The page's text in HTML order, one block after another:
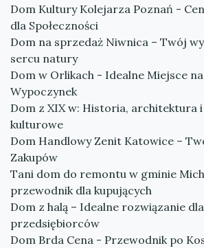
Dom Kultury Kolejarza Poznań -
dla Społeczności
Dom na sprzedaż Niwnica – Twój
sercu natury
Dom w Orlikach - Idealne Miejsce na
Wypoczynek
Dom z XIX w: Historia, architektura
kulturowe
Dom Handlowy Zenit Katowice –
Zakupów
Tani dom do remontu w gminie
przewodnik dla kupujących
Dom z halą – Idealne rozwiązanie
przedsiębiorców
Dom Brda Cena - Przewodnik po